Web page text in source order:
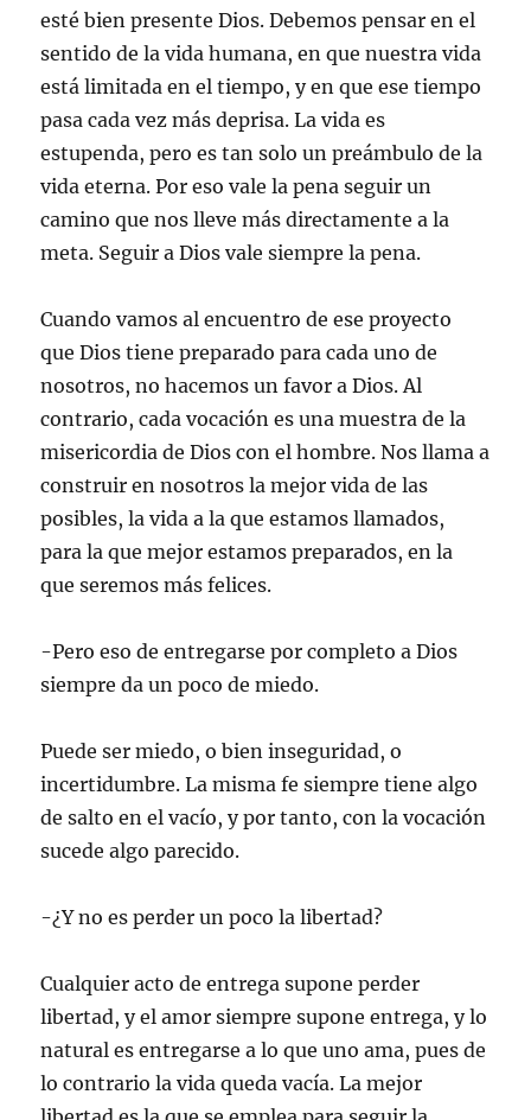
esté bien presente Dios. Debemos pensar en el
sentido de la vida humana, en que nuestra vida
está limitada en el tiempo, y en que ese tiempo
pasa cada vez más deprisa. La vida es
estupenda, pero es tan solo un preámbulo de la
vida eterna. Por eso vale la pena seguir un
camino que nos lleve más directamente a la
meta. Seguir a Dios vale siempre la pena.
Cuando vamos al encuentro de ese proyecto
que Dios tiene preparado para cada uno de
nosotros, no hacemos un favor a Dios. Al
contrario, cada vocación es una muestra de la
misericordia de Dios con el hombre. Nos llama a
construir en nosotros la mejor vida de las
posibles, la vida a la que estamos llamados,
para la que mejor estamos preparados, en la
que seremos más felices.
-Pero eso de entregarse por completo a Dios
siempre da un poco de miedo.
Puede ser miedo, o bien inseguridad, o
incertidumbre. La misma fe siempre tiene algo
de salto en el vacío, y por tanto, con la vocación
sucede algo parecido.
-¿Y no es perder un poco la libertad?
Cualquier acto de entrega supone perder
libertad, y el amor siempre supone entrega, y lo
natural es entregarse a lo que uno ama, pues de
lo contrario la vida queda vacía. La mejor